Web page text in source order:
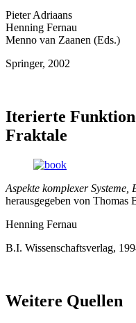
Pieter Adriaans
Henning Fernau
Menno van Zaanen (Eds.)
Springer, 2002
Iterierte
Fraktale
Aspekte komplexer Systeme,
herausgegeben von Thomas
Henning Fernau
B.I. Wissenschaftsverlag,
Weitere Quellen